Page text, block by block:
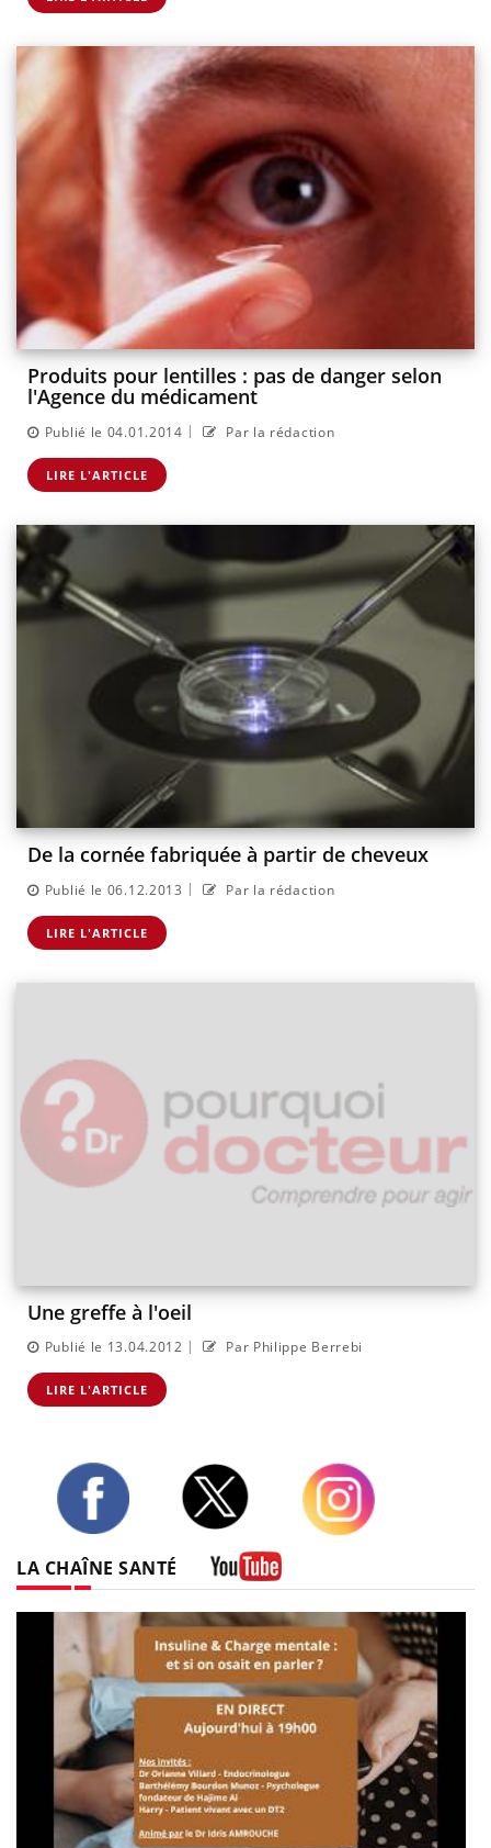
Produits pour lentilles : pas de danger selon
l'Agence du médicament
Publié le 04.01.2014 | Par la rédaction
LIRE L'ARTICLE
De la cornée fabriquée à partir de cheveux
Publié le 06.12.2013 | Par la rédaction
LIRE L'ARTICLE
Une greffe à l'oeil
Publié le 13.04.2012 | Par Philippe Berrebi
LIRE L'ARTICLE
LA CHAÎNE SANTÉ